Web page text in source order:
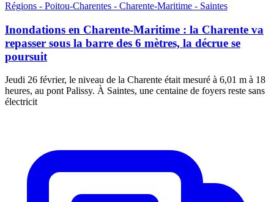
Régions - Poitou-Charentes - Charente-Maritime - Saintes
Inondations en Charente-Maritime : la Charente va
repasser sous la barre des 6 mètres, la décrue se
poursuit
Jeudi 26 février, le niveau de la Charente était mesuré à 6,01 m à 18
heures, au pont Palissy. À Saintes, une centaine de foyers reste sans
électricit